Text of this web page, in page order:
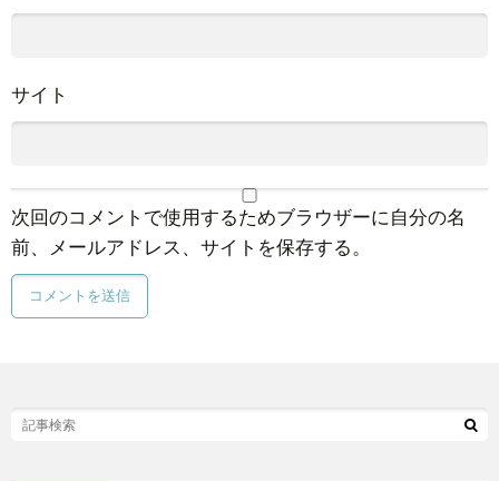
サイト
次回のコメントで使用するためブラウザーに自分の名
前、メールアドレス、サイトを保存する。